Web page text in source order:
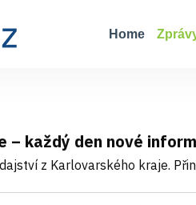
Home
– každý den nové
z Karlovarského kraje.